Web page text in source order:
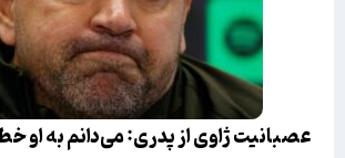
عصبانیت ژاوی از پدری: می‌دانم به او